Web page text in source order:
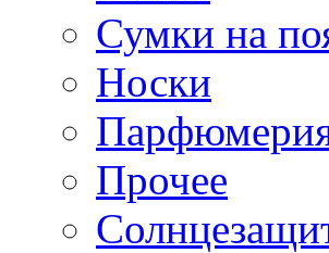
Сумки на
Носки
Прочее